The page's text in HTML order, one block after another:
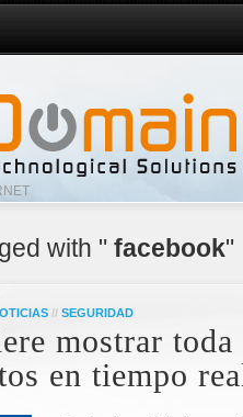
with " facebook"
// SEGURIDAD
mostrar
en tiempo